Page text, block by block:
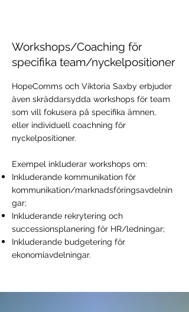
Workshops/Coaching för
specifika team/nyckelpositioner
HopeComms och Viktoria Saxby erbjuder
även skräddarsydda workshops för team
som vill fokusera på specifika ämnen,
eller individuell coachning för
nyckelpositioner.
Exempel inkluderar workshops om:
Inkluderande kommunikation för
kommunikation/marknadsföringsavdelnin
gar;
Inkluderande rekrytering och
successionsplanering för HR/ledningar;
Inkluderande budgetering för
ekonomiavdelningar.